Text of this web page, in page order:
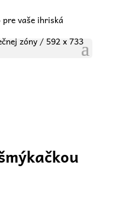
zóny / 592 x 733